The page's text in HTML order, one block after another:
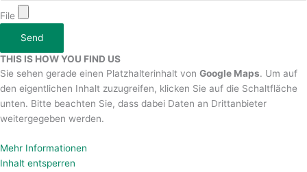
File
Send
THIS IS HOW YOU FIND US
Sie sehen gerade einen Platzhalterinhalt von Google Maps. Um auf
den eigentlichen Inhalt zuzugreifen, klicken Sie auf die Schaltfläche
unten. Bitte beachten Sie, dass dabei Daten an Drittanbieter
weitergegeben werden.
Mehr Informationen
Inhalt entsperren